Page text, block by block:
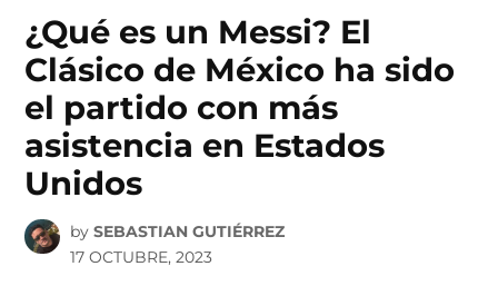
¿Qué es un Messi? El
Clásico de México ha sido
el partido con más
asistencia en Estados
Unidos
by SEBASTIAN GUTIÉRREZ
17 OCTUBRE, 2023